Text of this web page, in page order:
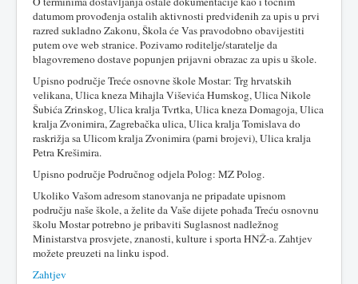
datumom provođenja ostalih aktivnosti predviđenih za upis u prvi
razred sukladno Zakonu, Škola će Vas pravodobno obavijestiti
putem ove web stranice. Pozivamo roditelje/staratelje da
blagovremeno dostave popunjen prijavni obrazac za upis u škole.
Upisno područje Treće osnovne škole Mostar: Trg hrvatskih
velikana, Ulica kneza Mihajla Viševića Humskog, Ulica Nikole
Šubića Zrinskog, Ulica kralja Tvrtka, Ulica kneza Domagoja, Ulica
kralja Zvonimira, Zagrebačka ulica, Ulica kralja Tomislava do
raskrižja sa Ulicom kralja Zvonimira (parni brojevi), Ulica kralja
Petra Krešimira.
Upisno područje Područnog odjela Polog: MZ Polog.
Ukoliko Vašom adresom stanovanja ne pripadate upisnom
području naše škole, a želite da Vaše dijete pohađa Treću osnovnu
školu Mostar potrebno je pribaviti Suglasnost nadležnog
Ministarstva prosvjete, znanosti, kulture i sporta HNŽ-a. Zahtjev
možete preuzeti na linku ispod.
Zahtjev